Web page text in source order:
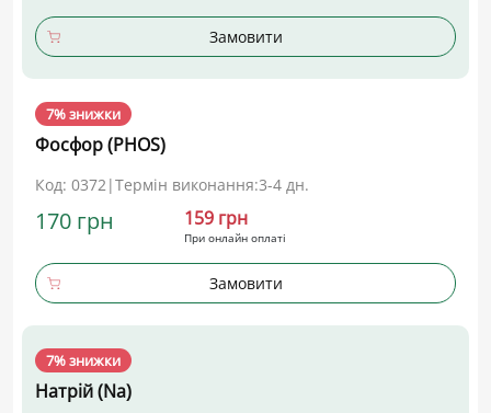
Замовити
7% знижки
Фосфор (PHOS)
Код: 0372|Термін виконання:3-4 дн.
170 грн 159 грн
При онлайн оплаті
Замовити
7% знижки
Натрій (Na)